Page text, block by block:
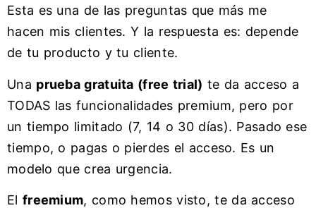
Esta es una de las preguntas que más me
hacen mis clientes. Y la respuesta es: depende
de tu producto y tu cliente.
Una prueba gratuita (free trial) te da acceso a
TODAS las funcionalidades premium, pero por
un tiempo limitado (7, 14 o 30 días). Pasado ese
tiempo, o pagas o pierdes el acceso. Es un
modelo que crea urgencia.
El freemium, como hemos visto, te da acceso